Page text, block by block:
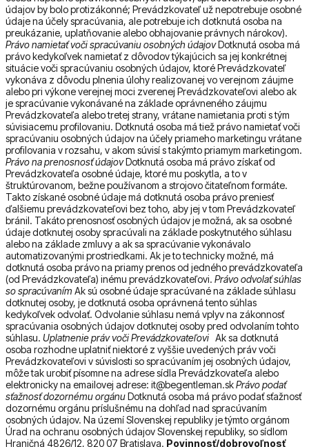
údajov by bolo protizákonné; Prevádzkovateľ už nepotrebuje osobné
údaje na účely spracúvania, ale potrebuje ich dotknutá osoba na
preukázanie, uplatňovanie alebo obhajovanie právnych nárokov).
Právo namietať voči spracúvaniu osobných údajovDotknutá osoba má
právo kedykoľvek namietať z dôvodov týkajúcich sa jej konkrétnej
situácie voči spracúvaniu osobných údajov, ktoré Prevádzkovateľ
vykonáva z dôvodu plnenia úlohy realizovanej vo verejnom záujme
alebo pri výkone verejnej moci zverenej Prevádzkovateľovi alebo ak
je spracúvanie vykonávané na základe oprávneného záujmu
Prevádzkovateľa alebo tretej strany, vrátane namietania proti s tým
súvisiacemu profilovaniu. Dotknutá osoba má tiež právo namietať voči
spracúvaniu osobných údajov na účely priameho marketingu vrátane
profilovania v rozsahu, v akom súvisí s takýmto priamym marketingom.
Právo na prenosnosť údajovDotknutá osoba má právo získať od
Prevádzkovateľa osobné údaje, ktoré mu poskytla, a to v
štruktúrovanom, bežne používanom a strojovo čitateľnom formáte.
Takto získané osobné údaje má dotknutá osoba právo preniesť
ďalšiemu prevádzkovateľovi bez toho, aby jej v tom Prevádzkovateľ
bránil. Takáto prenosnosť osobných údajov je možná, ak sa osobné
údaje dotknutej osoby spracúvali na základe poskytnutého súhlasu
alebo na základe zmluvy a ak sa spracúvanie vykonávalo
automatizovanými prostriedkami. Ak je to technicky možné, má
dotknutá osoba právo na priamy prenos od jedného prevádzkovateľa
(od Prevádzkovateľa) inému prevádzkovateľovi. Právo odvolať súhlas
so spracúvaním Ak sú osobné údaje spracúvané na základe súhlasu
dotknutej osoby, je dotknutá osoba oprávnená tento súhlas
kedykoľvek odvolať. Odvolanie súhlasu nemá vplyv na zákonnosť
spracúvania osobných údajov dotknutej osoby pred odvolaním tohto
súhlasu. Uplatnenie práv voči Prevádzkovateľovi Ak sa dotknutá
osoba rozhodne uplatniť niektoré z vyššie uvedených práv voči
Prevádzkovateľovi v súvislosti so spracúvaním jej osobných údajov,
môže tak urobiť písomne na adrese sídla Prevádzkovateľa alebo
elektronicky na emailovej adrese: it@begentleman.skPrávo podať
sťažnosť dozornému orgánuDotknutá osoba má právo podať sťažnosť
dozornému orgánu príslušnému na dohľad nad spracúvaním
osobných údajov. Na území Slovenskej republiky je týmto orgánom
Úrad na ochranu osobných údajov Slovenskej republiky, so sídlom
Hraničná 4826/12, 820 07 Bratislava. Povinnosť/dobrovoľnosť